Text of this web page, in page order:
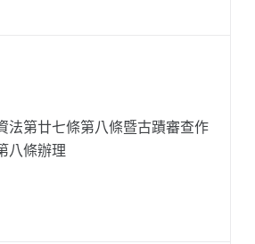
法第廿七條第八條暨古蹟審查作
八條辦理